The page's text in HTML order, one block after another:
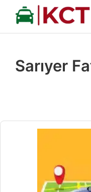
İçeriğe
Sarıyer